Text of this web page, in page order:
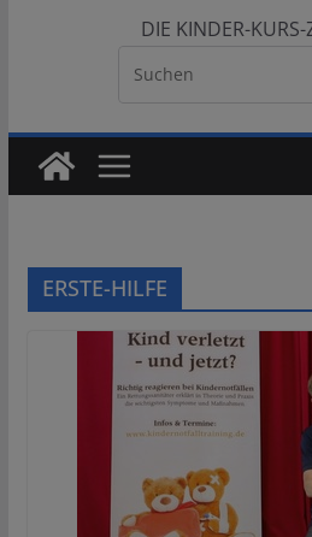
DIE KINDER-KURS-
ERSTE-HILFE